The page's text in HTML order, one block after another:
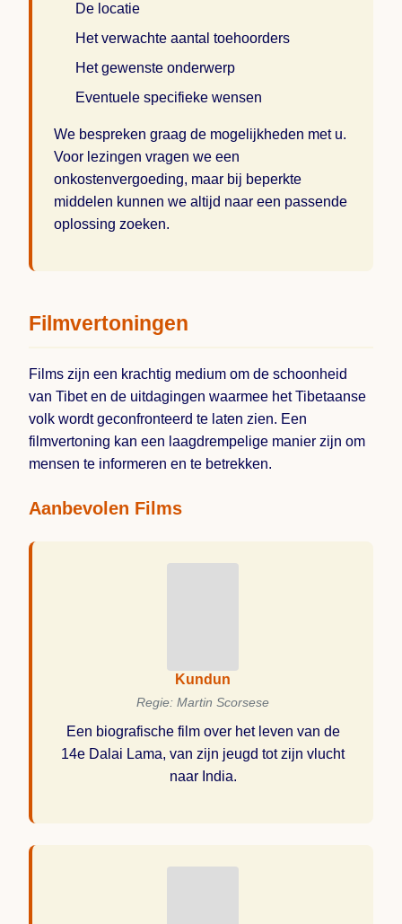
De locatie
Het verwachte aantal toehoorders
Het gewenste onderwerp
Eventuele specifieke wensen
We bespreken graag de mogelijkheden met u.
Voor lezingen vragen we een
onkostenvergoeding, maar bij beperkte
middelen kunnen we altijd naar een passende
oplossing zoeken.
Filmvertoningen
Films zijn een krachtig medium om de schoonheid
van Tibet en de uitdagingen waarmee het Tibetaanse
volk wordt geconfronteerd te laten zien. Een
filmvertoning kan een laagdrempelige manier zijn om
mensen te informeren en te betrekken.
Aanbevolen Films
Kundun
Regie: Martin Scorsese
Een biografische film over het leven van de
14e Dalai Lama, van zijn jeugd tot zijn vlucht
naar India.